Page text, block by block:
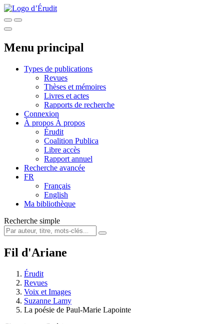
Menu principal
Types de publications
Revues
Thèses et mémoires
Livres et actes
Rapports de recherche
Connexion
À propos À propos
Érudit
Coalition Publica
Libre accès
Rapport annuel
Recherche avancée
FR
Français
English
Ma bibliothèque
Recherche simple
Fil d'Ariane
Érudit
Revues
Voix et Images
Suzanne Lamy
La poésie de Paul-Marie Lapointe